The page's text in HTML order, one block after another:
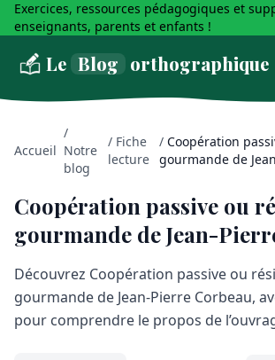
Exercices, ressources pédagogiques et
enseignants, parents et enfants !
Le Blog orthographique
Accueil
/
Notre
blog
/ Fiche
lecture
/ Coopération
gourmande de
Coopération passive ou
gourmande de Jean-
Découvrez Coopération passive ou
gourmande de Jean-Pierre Corbeau,
pour comprendre le propos de